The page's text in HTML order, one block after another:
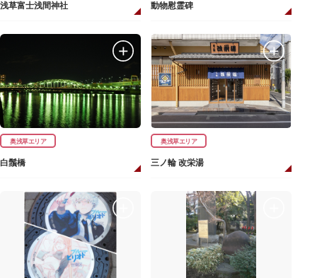
浅草富士浅間神社 動物慰霊碑
奥浅草エリア
白鬚橋
奥浅草エリア
三ノ輪 改栄湯